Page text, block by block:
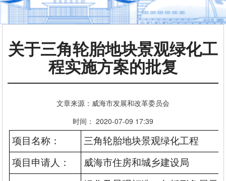
关于三角轮胎地块景观绿化工
程实施方案的批复
文章来源：威海市发展和改革委员会
时间： 2020-07-09 17:39
项目名称： 三角轮胎地块景观绿化工程
项目申请人： 威海市住房和城乡建设局